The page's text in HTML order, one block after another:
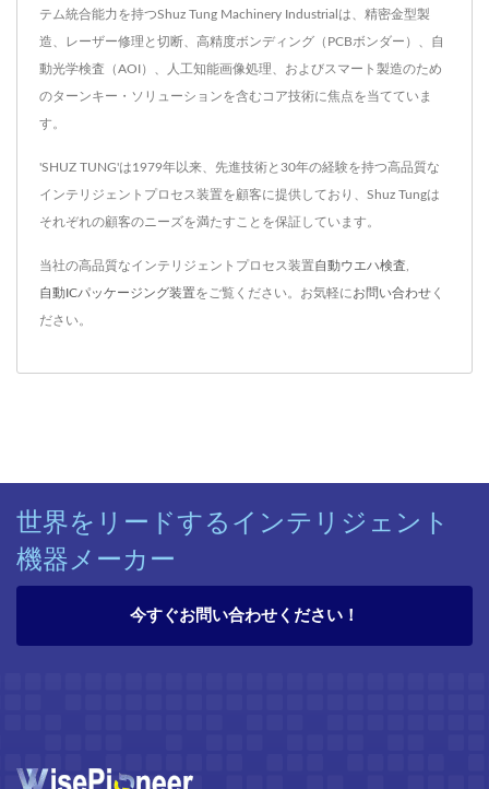
テム統合能力を持つShuz Tung Machinery Industrialは、精密金型製
造、レーザー修理と切断、高精度ボンディング（PCBボンダー）、自
動光学検査（AOI）、人工知能画像処理、およびスマート製造のため
のターンキー・ソリューションを含むコア技術に焦点を当てていま
す。
'SHUZ TUNG'は1979年以来、先進技術と30年の経験を持つ高品質な
インテリジェントプロセス装置を顧客に提供しており、Shuz Tungは
それぞれの顧客のニーズを満たすことを保証しています。
当社の高品質なインテリジェントプロセス装置自動ウエハ検査
自動ICパッケージング装置をご覧ください。お気軽にお問い合わせ く
ださい。
世界をリードするインテリジェント
機器メーカー
今すぐお問い合わせください！